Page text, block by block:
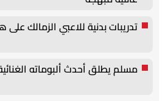
تدريبات بدنية للاعبي الزمالك
مسلم يطلق أحدث ألبوماته